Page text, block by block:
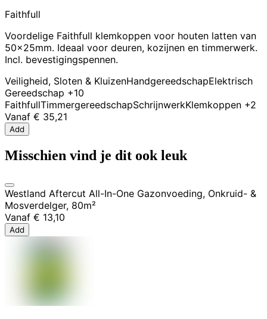
Faithfull
Voordelige Faithfull klemkoppen voor houten latten van
50x25mm. Ideaal voor deuren, kozijnen en timmerwerk.
Incl. bevestigingspennen.
Veiligheid, Sloten & KluizenHandgereedschapElektrisch
Gereedschap +10
FaithfullTimmergereedschapSchrijnwerkKlemkoppen +2
Vanaf € 35,21
Add
Misschien vind je dit ook leuk
Westland Aftercut All-In-One Gazonvoeding, Onkruid- &
Mosverdelger, 80m²
Vanaf € 13,10
Add